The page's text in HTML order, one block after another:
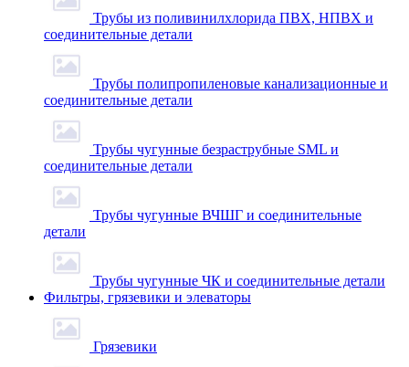
Трубы из поливинилхлорида ПВХ, НПВХ и
соединительные детали
Трубы полипропиленовые канализационные и
соединительные детали
Трубы чугунные безраструбные SML и
соединительные детали
Трубы чугунные ВЧШГ и соединительные
детали
Трубы чугунные ЧК и соединительные детали
Фильтры, грязевики и элеваторы
Грязевики